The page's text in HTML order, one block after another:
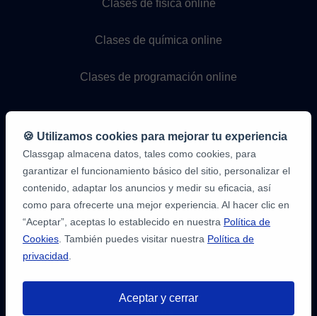
Clases de física online
Clases de química online
Clases de programación online
9,6/10
1.339.284
opiniones
verificadas.com
🍪 Utilizamos cookies para mejorar tu experiencia
Classgap almacena datos, tales como cookies, para
garantizar el funcionamiento básico del sitio, personalizar el
contenido, adaptar los anuncios y medir su eficacia, así
como para ofrecerte una mejor experiencia. Al hacer clic en
“Aceptar”, aceptas lo establecido en nuestra Política de
Cookies . También puedes visitar nuestra Política de
privacidad
Aceptar y cerrar